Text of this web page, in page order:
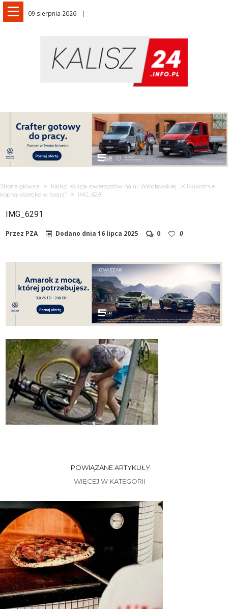
09 sierpnia 2026
Strona główna
Kalisz. Kolizja rowerzystów na ul. Wrocławskiej. „Kilkukrotnie
kopnął dziecko w twarz”
IMG_6291
IMG_6291
Przez PZA Dodano dnia16 lipca 2025 0 0
POWIĄZANE ARTYKUŁY
WIĘCEJ W KATEGORII